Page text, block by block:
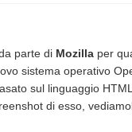
del
nuovo
parte di Mozilla per
sistema operativo
sul linguaggio
di esso,